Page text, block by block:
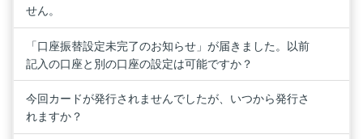
せん。
「口座振替設定未完了のお知らせ」が届きました。以前
記入の口座と別の口座の設定は可能ですか？
今回カードが発行されませんでしたが、いつから発行さ
れますか？